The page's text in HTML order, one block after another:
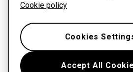
Cookie policy
Accept All
Cookies